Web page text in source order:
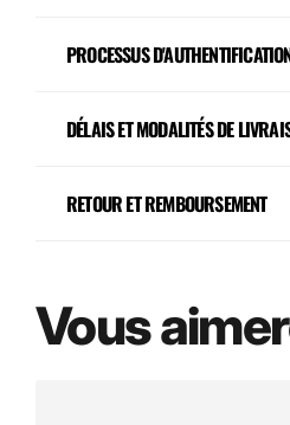
PROCESSUS
DÉLAIS ET MODALITÉS DE
RETOUR ET REMBOURSEMENT
Vous